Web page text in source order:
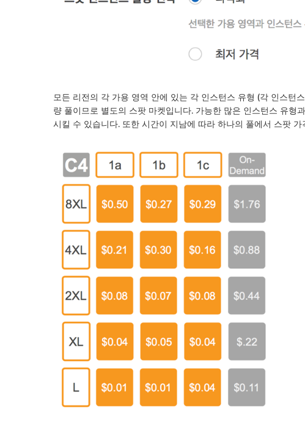
모든 리전의 각 가용 영역 안에 있는 각 인스턴스 유형 (각 인스턴
량 풀이므로 별도의 스팟 마켓입니다. 가능한 많은 인스턴스 유형
시킬 수 있습니다. 또한 시간이 지남에 따라 하나의 풀에서 스팟